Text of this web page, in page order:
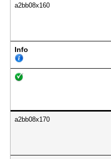
a2bb08x160
Info
a2bb08x170